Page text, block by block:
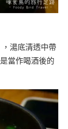
湯底清透中帶
當作喝酒後的